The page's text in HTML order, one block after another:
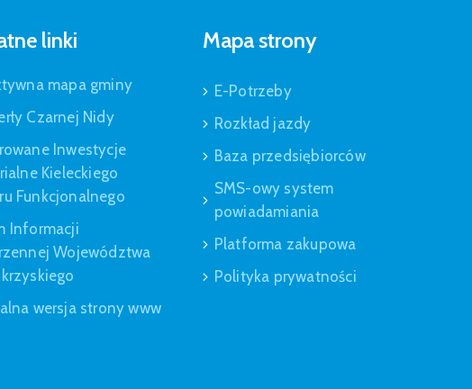
linki
mapa gminy
Czarnej Nidy
Inwestycje
Kieleckiego
Funkcjonalnego
Informacji
Województwa
wersja strony www
Mapa strony
E-Potrzeby
Rozkład jazdy
Baza przedsiębiorców
SMS-owy system
powiadamiania
Platforma zakupowa
Polityka prywatności